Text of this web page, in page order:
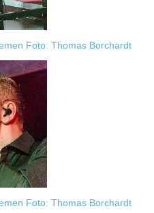
Foto: Thomas Borchardt
Foto: Thomas Borchardt